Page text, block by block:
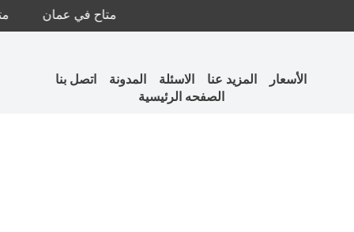
متاح في عمان
اتصل بنا المدونة الاسئلة المزيد عنا
الأسعار
الصفحه الرئيسية